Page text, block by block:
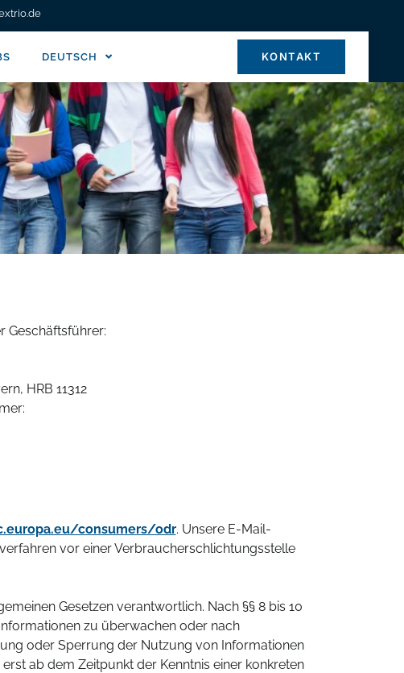
DEUTSCH KONTAKT
Geschäftsführer:
HRB 11312
consumers/odr. Unsere E-Mail-
vor einer Verbraucherschlichtungsstelle
Gesetzen verantwortlich. Nach §§ 8 bis 10
zu überwachen oder nach
oder Sperrung der Nutzung von Informationen
ab dem Zeitpunkt der Kenntnis einer konkreten